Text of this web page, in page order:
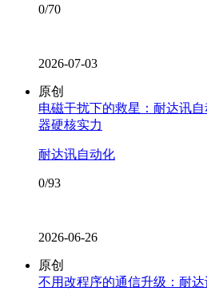
0/70
2026-07-03
原创
电磁干扰下的救星：耐达讯
器硬核实力
耐达讯自动化
0/93
2026-06-26
原创
不用改程序的通信升级：耐